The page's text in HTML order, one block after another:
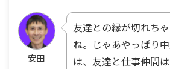
安田
友達との縁が切れち
ね。じゃあやっぱり
は、友達と仕事仲間